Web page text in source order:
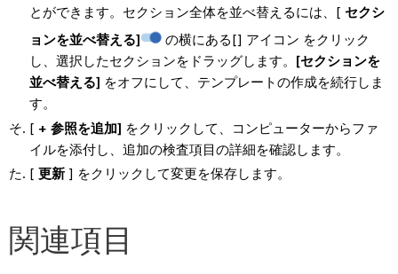
とができます。セクション全体を並べ替えるには、[ セクシ
ョンを並べ替える]
の横にある[] アイコン をクリック
し、選択したセクションをドラッグします。 [セクションを
並べ替える] をオフにして、テンプレートの作成を続行しま
す。
[ + 参照を追加] をクリックして、コンピューターからファ
イルを添付し、追加の検査項目の詳細を確認します。
[ 更新 ] をクリックして変更を保存します。
関連項目